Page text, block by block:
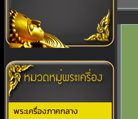
พระเครื่องภาคกลาง